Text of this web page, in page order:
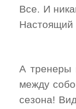
Все. И
Настоящий
А тренеры
между
сезона!